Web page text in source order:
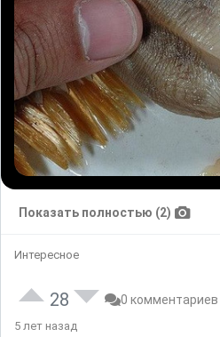
Показать полностью (2)
Интересное
28 0 комментариев
5 лет назад